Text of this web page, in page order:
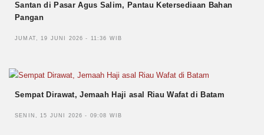
Santan di Pasar Agus Salim, Pantau Ketersediaan Bahan
Pangan
JUMAT, 19 JUNI 2026 - 11:36 WIB
Sempat Dirawat, Jemaah Haji asal Riau Wafat di Batam
SENIN, 15 JUNI 2026 - 09:08 WIB